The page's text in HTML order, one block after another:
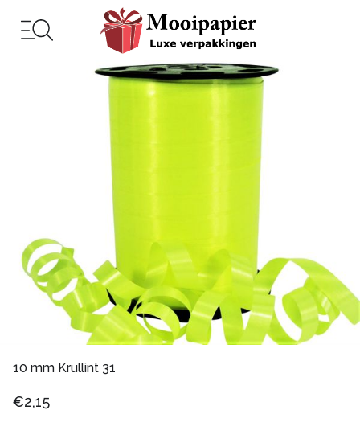
10 mm Krullint 31
€2,15